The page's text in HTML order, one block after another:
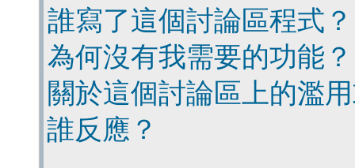
誰寫了這個討論區程式？
為何沒有我需要的功能？
關於這個討論區上的濫
誰反應？